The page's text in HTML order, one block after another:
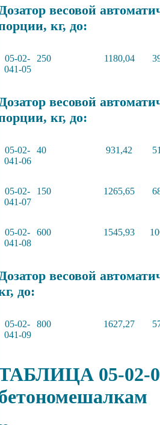
весовой
кг, до:
05-02-
041-05
250 1180,04
весовой
кг, до:
05-02-
041-06
40 931,42
05-02-
041-07
150 1265,65
05-02-
041-08
600 1545,93
весовой
до:
05-02-
041-09
800 1627,27
05-02-